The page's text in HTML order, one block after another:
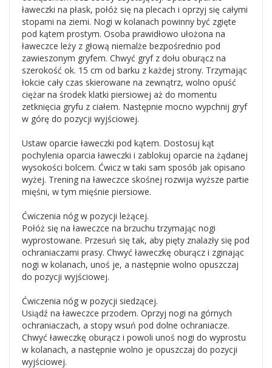
ławeczki na płask, połóż się na plecach i oprzyj się całymi
stopami na ziemi. Nogi w kolanach powinny być zgięte
pod kątem prostym. Osoba prawidłowo ułożona na
ławeczce leży z głową niemalże bezpośrednio pod
zawieszonym gryfem. Chwyć gryf z dołu oburącz na
szerokość ok. 15 cm od barku z każdej strony. Trzymając
łokcie cały czas skierowane na zewnątrz, wolno opuść
ciężar na środek klatki piersiowej aż do momentu
zetknięcia gryfu z ciałem. Następnie mocno wypchnij gryf
w górę do pozycji wyjściowej.
Ustaw oparcie ławeczki pod kątem. Dostosuj kąt
pochylenia oparcia ławeczki i zablokuj oparcie na żądanej
wysokości bolcem. Ćwicz w taki sam sposób jak opisano
wyżej. Trening na ławeczce skośnej rozwija wyższe partie
mięśni, w tym mięśnie piersiowe.
Ćwiczenia nóg w pozycji leżącej.
Połóż się na ławeczce na brzuchu trzymając nogi
wyprostowane. Przesuń się tak, aby pięty znalazły się pod
ochraniaczami prasy. Chwyć ławeczkę oburącz i zginając
nogi w kolanach, unoś je, a następnie wolno opuszczaj
do pozycji wyjściowej.
Ćwiczenia nóg w pozycji siedzącej.
Usiądź na ławeczce przodem. Oprzyj nogi na górnych
ochraniaczach, a stopy wsuń pod dolne ochraniacze.
Chwyć ławeczkę oburącz i powoli unoś nogi do wyprostu
w kolanach, a następnie wolno je opuszczaj do pozycji
wyjściowej.